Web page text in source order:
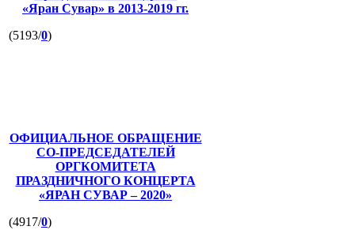
«Яран Сувар» в 2013-2019 гг.
(5193/0)
ОФИЦИАЛЬНОЕ ОБРАЩЕНИЕ
СО-ПРЕДСЕДАТЕЛЕЙ
ОРГКОМИТЕТА
ПРАЗДНИЧНОГО КОНЦЕРТА
«ЯРАН СУВАР – 2020»
(4917/0)